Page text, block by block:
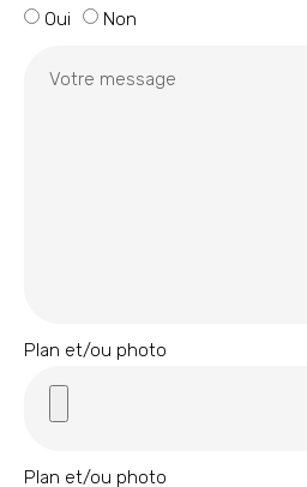
Oui
Non
Plan et/ou photo
Plan et/ou photo